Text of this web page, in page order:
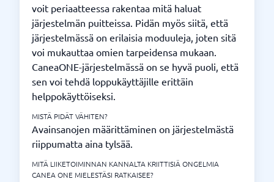
voit periaatteessa rakentaa mitä haluat
järjestelmän puitteissa. Pidän myös siitä, että
järjestelmässä on erilaisia moduuleja, joten sitä
voi mukauttaa omien tarpeidensa mukaan.
CaneaONE-järjestelmässä on se hyvä puoli, että
sen voi tehdä loppukäyttäjille erittäin
helppokäyttöiseksi.
MISTÄ PIDÄT VÄHITEN?
Avainsanojen määrittäminen on järjestelmästä
riippumatta aina tylsää.
MITÄ LIIKETOIMINNAN KANNALTA KRIITTISIÄ ONGELMIA
CANEA ONE MIELESTÄSI RATKAISEE?